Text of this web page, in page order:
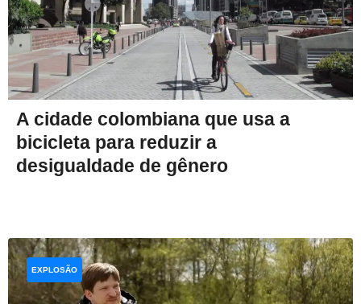
A cidade colombiana que usa a
bicicleta para reduzir a
desigualdade de gênero
EXPLOSÃO